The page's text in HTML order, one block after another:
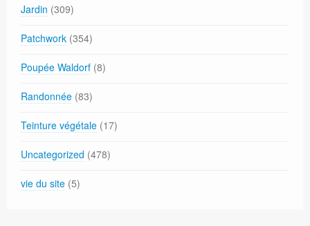
Jardin (309)
Patchwork (354)
Poupée Waldorf (8)
Randonnée (83)
Teinture végétale (17)
Uncategorized (478)
vie du site (5)